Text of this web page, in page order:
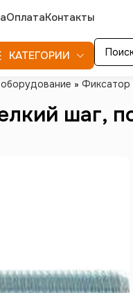
ОплатаКонтакты
КАТЕГОРИИ
» Фиксатор
шаг,